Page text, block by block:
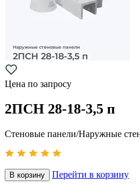
Цена по запросу
2ПСН 28-18-3,5 п
Стеновые панели/Наружные
В корзину Перейти в корзину